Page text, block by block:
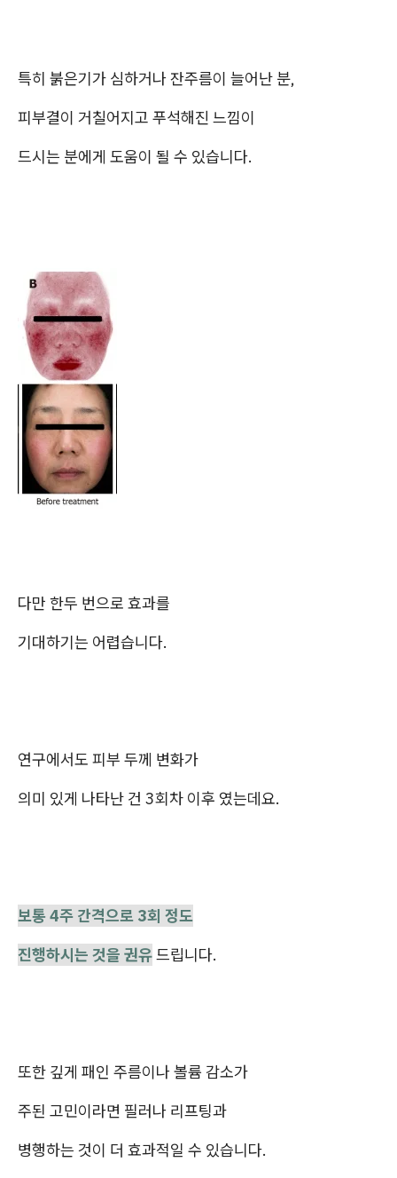
특히 붉은기가 심하거나 잔주름이 늘어난 분,
피부결이 거칠어지고 푸석해진 느낌이
드시는 분에게 도움이 될 수 있습니다.
다만 한두 번으로 효과를
기대하기는 어렵습니다.
연구에서도 피부 두께 변화가
의미 있게 나타난 건 3회차 이후 였는데요.
보통 4주 간격으로 3회 정도
진행하시는 것을 권유드립니다.
또한 깊게 패인 주름이나 볼륨 감소가
주된 고민이라면 필러나 리프팅과
병행하는 것이 더 효과적일 수 있습니다.